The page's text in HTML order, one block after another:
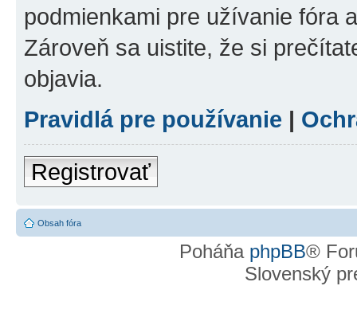
podmienkami pre užívanie fóra
Zároveň sa uistite, že si
objavia.
Pravidlá pre používanie |
Registrovať
Obsah fóra
Poháňa phpBB®
Slovenský